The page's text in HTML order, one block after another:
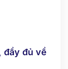
đầy đủ về